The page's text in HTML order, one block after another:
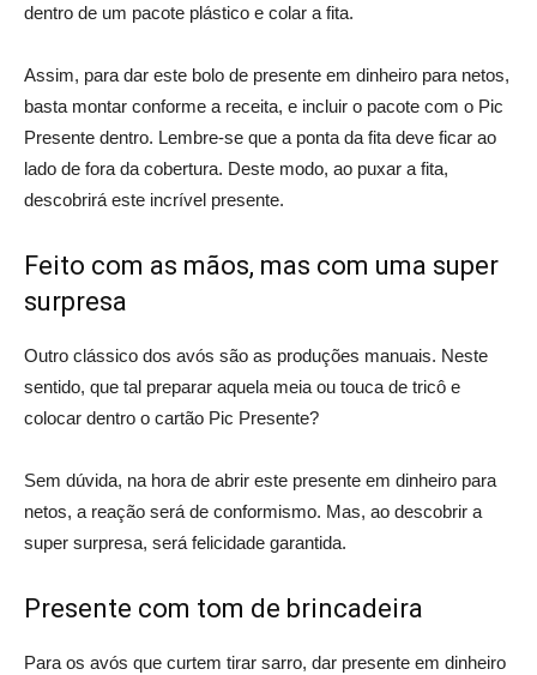
dentro de um pacote plástico e colar a fita.
Assim, para dar este bolo de presente em dinheiro para netos,
basta montar conforme a receita, e incluir o pacote com o Pic
Presente dentro. Lembre-se que a ponta da fita deve ficar ao
lado de fora da cobertura. Deste modo, ao puxar a fita,
descobrirá este incrível presente.
Feito com as mãos, mas com uma super
surpresa
Outro clássico dos avós são as produções manuais. Neste
sentido, que tal preparar aquela meia ou touca de tricô e
colocar dentro o cartão Pic Presente?
Sem dúvida, na hora de abrir este presente em dinheiro para
netos, a reação será de conformismo. Mas, ao descobrir a
super surpresa, será felicidade garantida.
Presente com tom de brincadeira
Para os avós que curtem tirar sarro, dar presente em dinheiro